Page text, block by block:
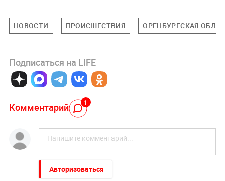
НОВОСТИ ПРОИСШЕСТВИЯ ОРЕНБУРГСКАЯ
Подписаться на LIFE
Комментарий 1
Авторизоваться